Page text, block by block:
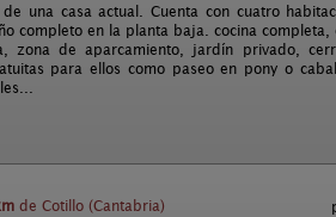
una casa actual. Cuenta con cuatro
completo en la planta baja. cocina completa,
zona de aparcamiento, jardín privado,
para ellos como paseo en pony o
de Cotillo (Cantabria)